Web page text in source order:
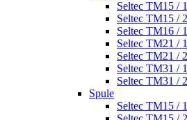
Seltec TM15 /
Seltec TM15 /
Seltec TM16 /
Seltec TM21 /
Seltec TM21 /
Seltec TM31 /
Seltec TM31 /
Spule
Seltec TM15 /